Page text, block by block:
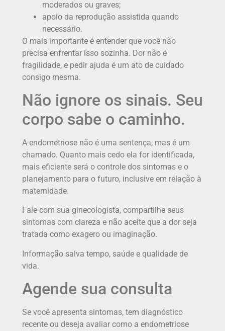
moderados ou graves;
apoio da reprodução assistida quando
necessário.
O mais importante é entender que você não
precisa enfrentar isso sozinha. Dor não é
fragilidade, e pedir ajuda é um ato de cuidado
consigo mesma.
Não ignore os sinais. Seu
corpo sabe o caminho.
A endometriose não é uma sentença, mas é um
chamado. Quanto mais cedo ela for identificada,
mais eficiente será o controle dos sintomas e o
planejamento para o futuro, inclusive em relação à
maternidade.
Fale com sua ginecologista, compartilhe seus
sintomas com clareza e não aceite que a dor seja
tratada como exagero ou imaginação.
Informação salva tempo, saúde e qualidade de
vida.
Agende sua consulta
Se você apresenta sintomas, tem diagnóstico
recente ou deseja avaliar como a endometriose